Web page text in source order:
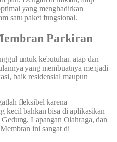
yang menghadirkan
satu paket fungsional.
Parkiran
untuk kebutuhan atap dan
yang membuatnya menjadi
baik residensial maupun
fleksibel karena
kecil bahkan bisa di aplikasikan
Lapangan Olahraga, dan
ini sangat di